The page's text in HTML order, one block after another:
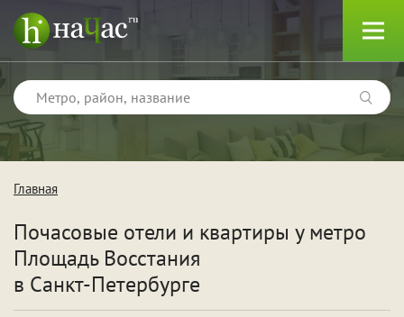
Тип
Квартиры
Отели
Главная
Почасовые отели и квартиры у метро
Площадь Восстания
в Санкт-Петербурге